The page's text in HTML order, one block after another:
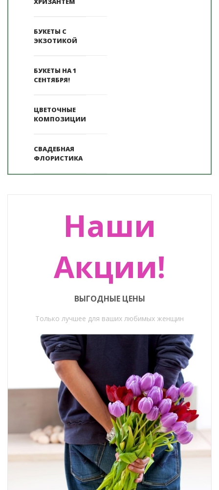
БУКЕТЫ С
ЭКЗОТИКОЙ
БУКЕТЫ НА 1
СЕНТЯБРЯ!
ЦВЕТОЧНЫЕ
КОМПОЗИЦИИ
СВАДЕБНАЯ
ФЛОРИСТИКА
Наши
Акции!
ВЫГОДНЫЕ ЦЕНЫ
Только лучшее для ваших любимых женщин